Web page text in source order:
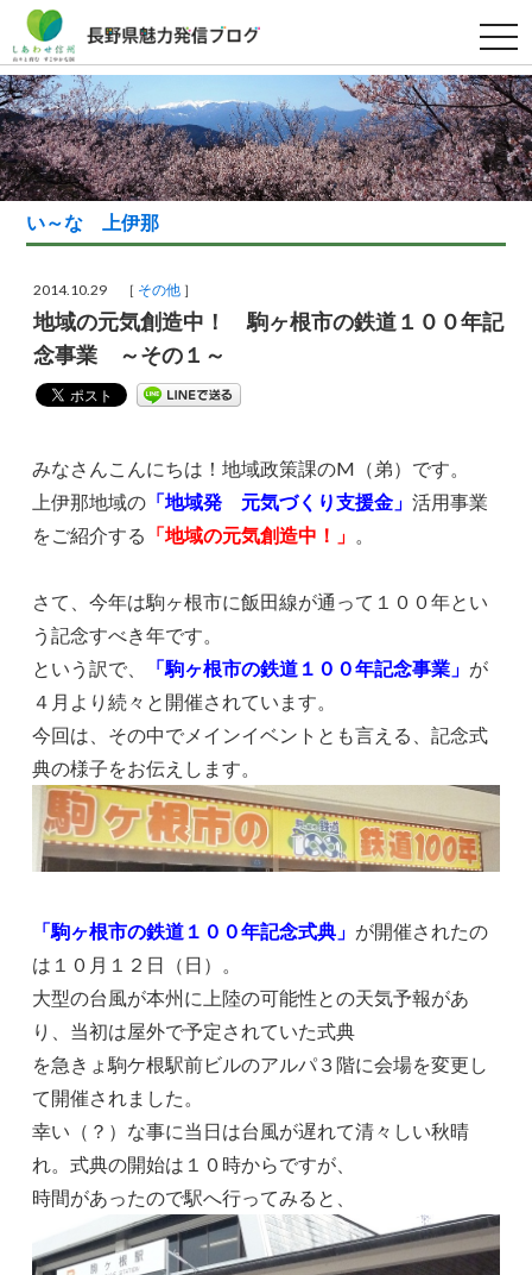
t
o
g
g
l
e
n
a
v
i
t
い～な 上伊那
2014.10.29 ［ その他 ］
地域の元気創造中！ 駒ヶ根市の鉄道１００年記
念事業 ～その１～
みなさんこんにちは！地域政策課のM（弟）です。
上伊那地域の 「地域発 元気づくり支援金」活用事業
をご紹介する 「地域の元気創造中！ 」
さて、今年は駒ヶ根市に飯田線が通って１００年とい
う記念すべき年です。
という訳で、
「駒ヶ根市の鉄道１００年記念事業」 が
４月より続々と開催されています。
今回は、その中でメインイベントとも言える、記念式
典の様子をお伝えします。
「駒ヶ根市の鉄道１００年記念式典」 が開催されたの
は１０月１２日（日）。
大型の台風が本州に上陸の可能性との天気予報があ
り、当初は屋外で予定されていた式典
を急きょ駒ケ根駅前ビルのアルパ３階に会場を変更し
て開催されました。
幸い（？）な事に当日は台風が遅れて清々しい秋晴
れ。式典の開始は１０時からですが、
時間があったので駅へ行ってみると、